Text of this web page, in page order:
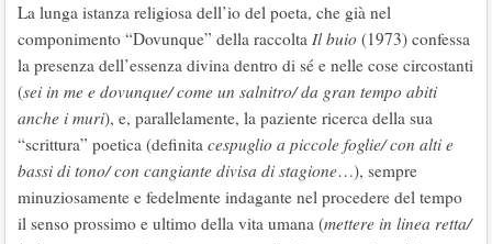
La lunga istanza religiosa dell’io del poeta, che già nel
componimento “Dovunque” della raccolta Il buio (1973) confessa
la presenza dell’essenza divina dentro di sé e nelle cose circostanti
(sei in me e dovunque/ come un salnitro/ da gran tempo abiti
anche i muri), e, parallelamente, la paziente ricerca della sua
“scrittura” poetica (definita cespuglio a piccole foglie/ con alti e
bassi di tono/ con cangiante divisa di stagione…), sempre
minuziosamente e fedelmente indagante nel procedere del tempo
il senso prossimo e ultimo della vita umana (mettere in linea retta/